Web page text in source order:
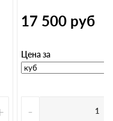
17 500 руб
Цена за
-